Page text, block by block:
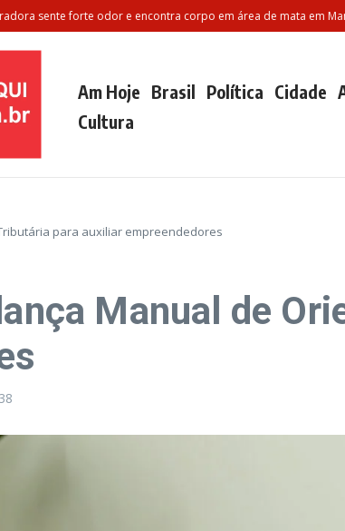
forte odor e encontra corpo em área de mata em Manaus
Am Hoje Brasil Política Cidade
Cultura
para auxiliar empreendedores
Manual de